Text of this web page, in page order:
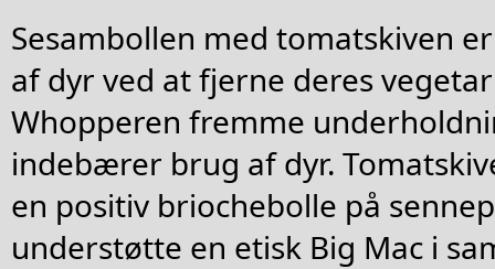
Sesambollen med tomatskiven
af dyr ved at fjerne deres
Whopperen fremme
indebærer brug af dyr.
en positiv briochebolle på
understøtte en etisk Big Mac i